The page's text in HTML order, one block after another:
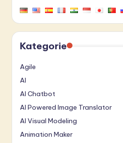
Kategorie
Agile
AI
AI Chatbot
AI Powered Image Translator
AI Visual Modeling
Animation Maker